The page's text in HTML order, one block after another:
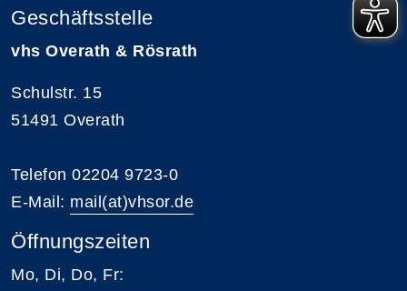
Geschäftsstelle
vhs Overath & Rösrath
Schulstr. 15
51491 Overath
Telefon 02204 9723-0
E-Mail: mail(at)vhsor.de
Öffnungszeiten
Mo, Di, Do, Fr: